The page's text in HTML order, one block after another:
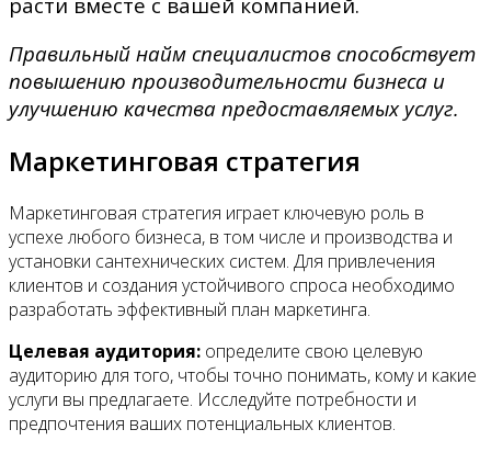
Правильный найм специалистов способствует
повышению производительности бизнеса и
улучшению качества предоставляемых услуг.
Маркетинговая стратегия
Маркетинговая стратегия играет ключевую роль в
успехе любого бизнеса, в том числе и производства и
установки сантехнических систем. Для привлечения
клиентов и создания устойчивого спроса необходимо
разработать эффективный план маркетинга.
Целевая аудитория: определите свою целевую
аудиторию для того, чтобы точно понимать, кому и какие
услуги вы предлагаете. Исследуйте потребности и
предпочтения ваших потенциальных клиентов.